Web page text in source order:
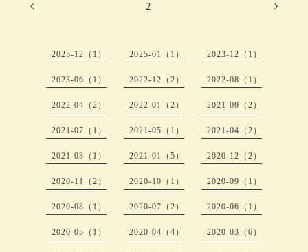
2
2025-12（1） 2025-01（1） 2023-12（1）
2023-06（1） 2022-12（2） 2022-08（1）
2022-04（2） 2022-01（2） 2021-09（2）
2021-07（1） 2021-05（1） 2021-04（2）
2021-03（1） 2021-01（5） 2020-12（2）
2020-11（2） 2020-10（1） 2020-09（1）
2020-08（1） 2020-07（2） 2020-06（1）
2020-05（1） 2020-04（4） 2020-03（6）